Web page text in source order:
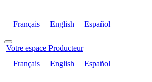
Français English Español
Votre espace Producteur
Français
English Español